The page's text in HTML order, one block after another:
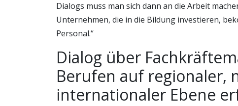
Dialogs muss man sich dann an die Arbeit
Unternehmen, die in die Bildung investieren,
Personal.“
Dialog über
Berufen auf regionaler,
internationaler Ebene